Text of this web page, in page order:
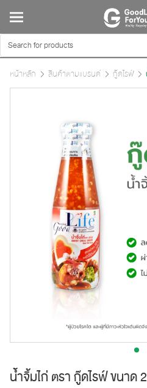
หน้าหลัก สินค้าตามแบรนด์ กู๊ดไรฟ์
น้ำจิ้มไก่ ตรา กู๊ดไรฟ์ ขนาด